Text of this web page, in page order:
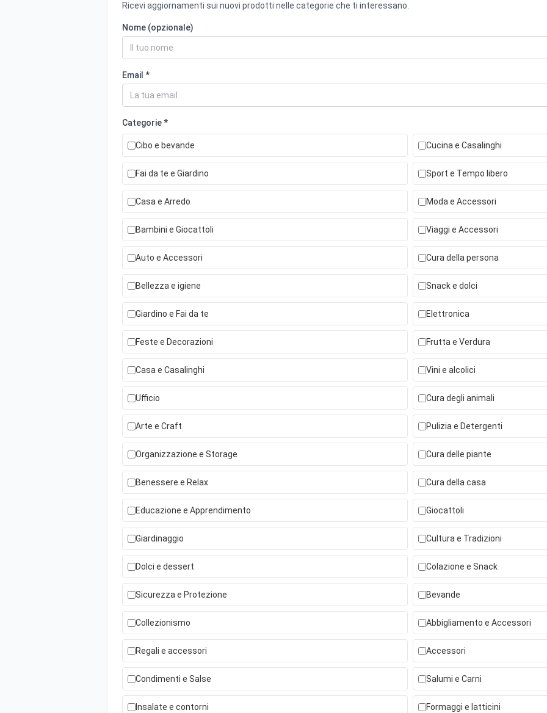
Ricevi aggiornamenti sui nuovi prodotti nelle categorie che ti interessano.
Nome (opzionale)
Email *
Categorie *
Cibo e bevande Cucina e Casalinghi
Fai da te e Giardino Sport e Tempo libero
Casa e Arredo Moda e Accessori
Bambini e Giocattoli Viaggi e Accessori
Auto e Accessori Cura della persona
Bellezza e igiene Snack e dolci
Giardino e Fai da te Elettronica
Feste e Decorazioni Frutta e Verdura
Casa e Casalinghi Vini e alcolici
Ufficio Cura degli animali
Arte e Craft Pulizia e Detergenti
Organizzazione e Storage Cura delle piante
Benessere e Relax Cura della casa
Educazione e Apprendimento Giocattoli
Giardinaggio Cultura e Tradizioni
Dolci e dessert Colazione e Snack
Sicurezza e Protezione Bevande
Collezionismo Abbigliamento e Accessori
Regali e accessori Accessori
Condimenti e Salse Salumi e Carni
Insalate e contorni Formaggi e latticini